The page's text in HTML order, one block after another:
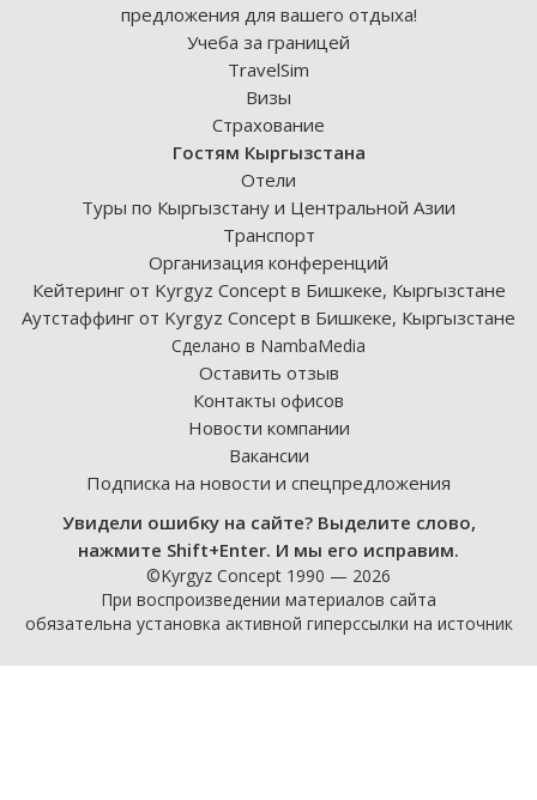
предложения для вашего отдыха!
Учеба за границей
TravelSim
Визы
Страхование
Гостям Кыргызстана
Отели
Туры по Кыргызстану и Центральной Азии
Транспорт
Организация конференций
Кейтеринг от Kyrgyz Concept в Бишкеке, Кыргызстане
Аутстаффинг от Kyrgyz Concept в Бишкеке, Кыргызстане
Сделано в NambaMedia
Оставить отзыв
Контакты офисов
Новости компании
Вакансии
Подписка на новости и спецпредложения
Увидели ошибку на сайте? Выделите слово,
нажмите Shift+Enter. И мы его исправим.
©Kyrgyz Concept 1990 — 2026
При воспроизведении материалов сайта
обязательна установка активной гиперссылки на источник